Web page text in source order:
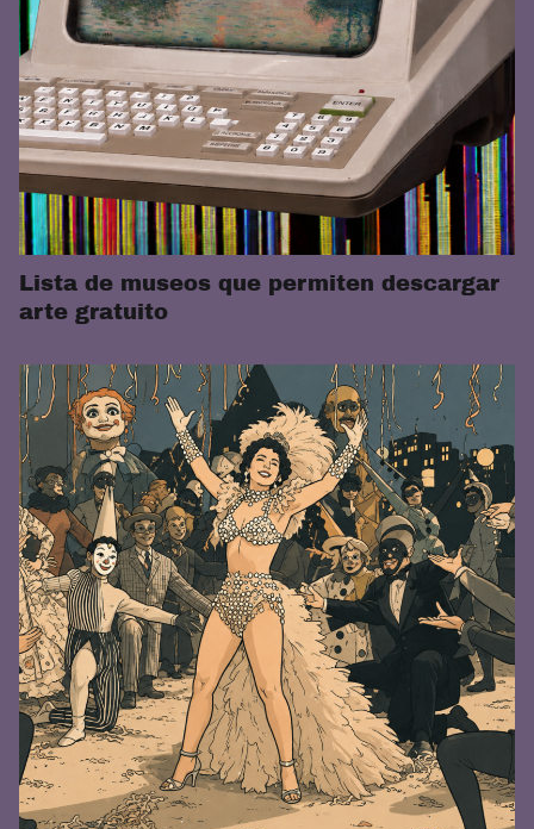
Lista de museos que permiten descargar
arte gratuito